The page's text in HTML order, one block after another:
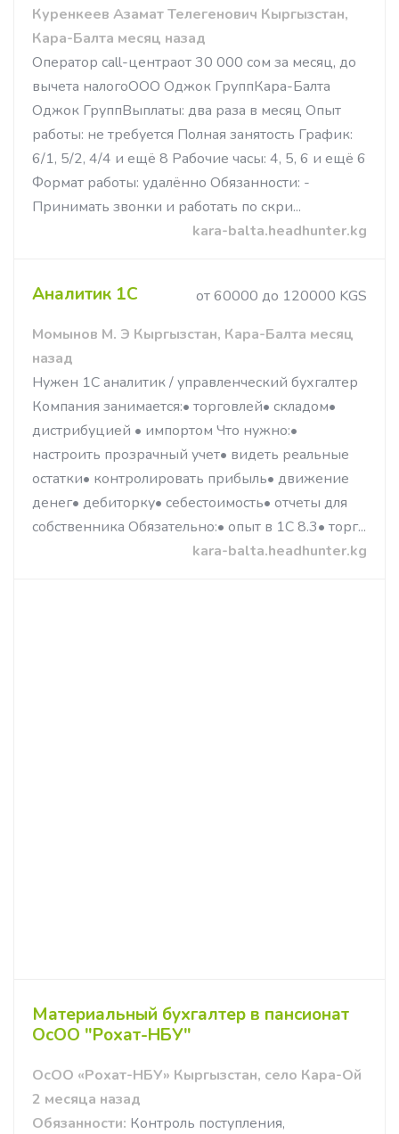
Куренкеев Азамат Телегенович Кыргызстан,
Кара-Балта месяц назад
Оператор call-центраот 30 000 сом за месяц, до
вычета налогоООО Оджок ГруппКара-Балта
Оджок ГруппВыплаты: два раза в месяц Опыт
работы: не требуется Полная занятость График:
6/1, 5/2, 4/4 и ещё 8 Рабочие часы: 4, 5, 6 и ещё 6
Формат работы: удалённо Обязанности: -
Принимать звонки и работать по скри...
kara-balta.headhunter.kg
Аналитик 1С
от 60000 до 120000 KGS
Момынов М. Э Кыргызстан, Кара-Балта месяц
назад
Нужен 1С аналитик / управленческий бухгалтер
Компания занимается:• торговлей• складом•
дистрибуцией • импортом Что нужно:•
настроить прозрачный учет• видеть реальные
остатки• контролировать прибыль• движение
денег• дебиторку• себестоимость• отчеты для
собственника Обязательно:• опыт в 1С 8.3• торг...
kara-balta.headhunter.kg
Материальный бухгалтер в пансионат
ОсОО "Рохат-НБУ"
ОсОО «Рохат-НБУ» Кыргызстан, село Кара-Ой
2 месяца назад
Обязанности: Контроль поступления,